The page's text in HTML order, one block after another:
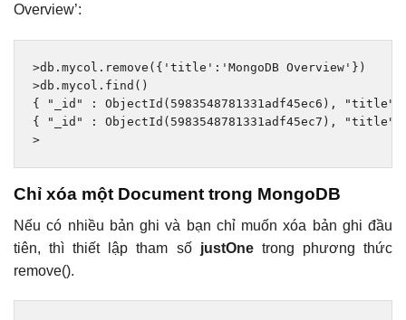
Overview’:
>db . mycol . remove ({ 'title' : 'MongoDB Overview' })
>db . mycol . find ()
{
"_id" : ObjectId ( 5983548781331adf45ec6 ), "title"
{
"_id" : ObjectId ( 5983548781331adf45ec7 ), "title"
>
Chỉ xóa một Document trong MongoDB
Nếu có nhiều bản ghi và bạn chỉ muốn xóa bản ghi đầu
tiên, thì thiết lập tham số justOnetrong phương thức
remove().